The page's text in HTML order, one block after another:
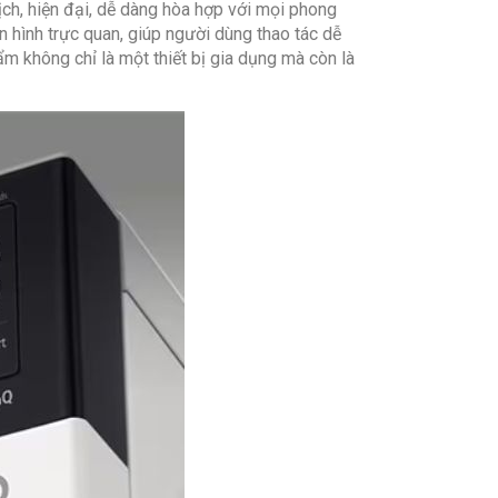
giường
vi nhựa
ứng, nút xoay
ngữ Anh – Việt
thị thời gian: Có
Có
cường lực
hiện đại, dễ dàng hòa hợp với mọi phong
trực quan, giúp người dùng thao tác dễ
không chỉ là một thiết bị gia dụng mà còn là